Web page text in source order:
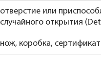
отверстие или
случайного открытия
нож, коробка, сертификат